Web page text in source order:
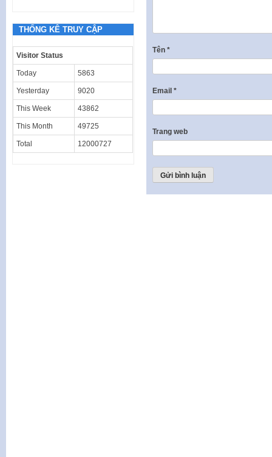
Tên *
Email *
Trang web
THỐNG KÊ TRUY CẬP
Visitor Status
Today 5863
Yesterday 9020
This Week 43862
This Month 49725
Total 12000727